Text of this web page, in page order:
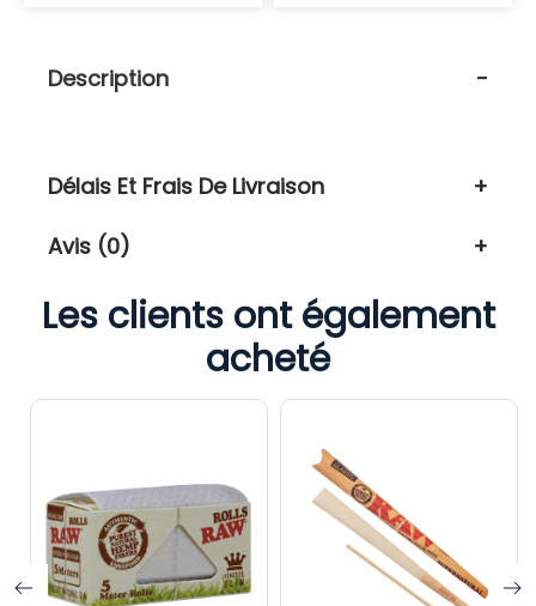
Description
Délais Et Frais De Livraison
Avis (0)
Les clients ont également
acheté